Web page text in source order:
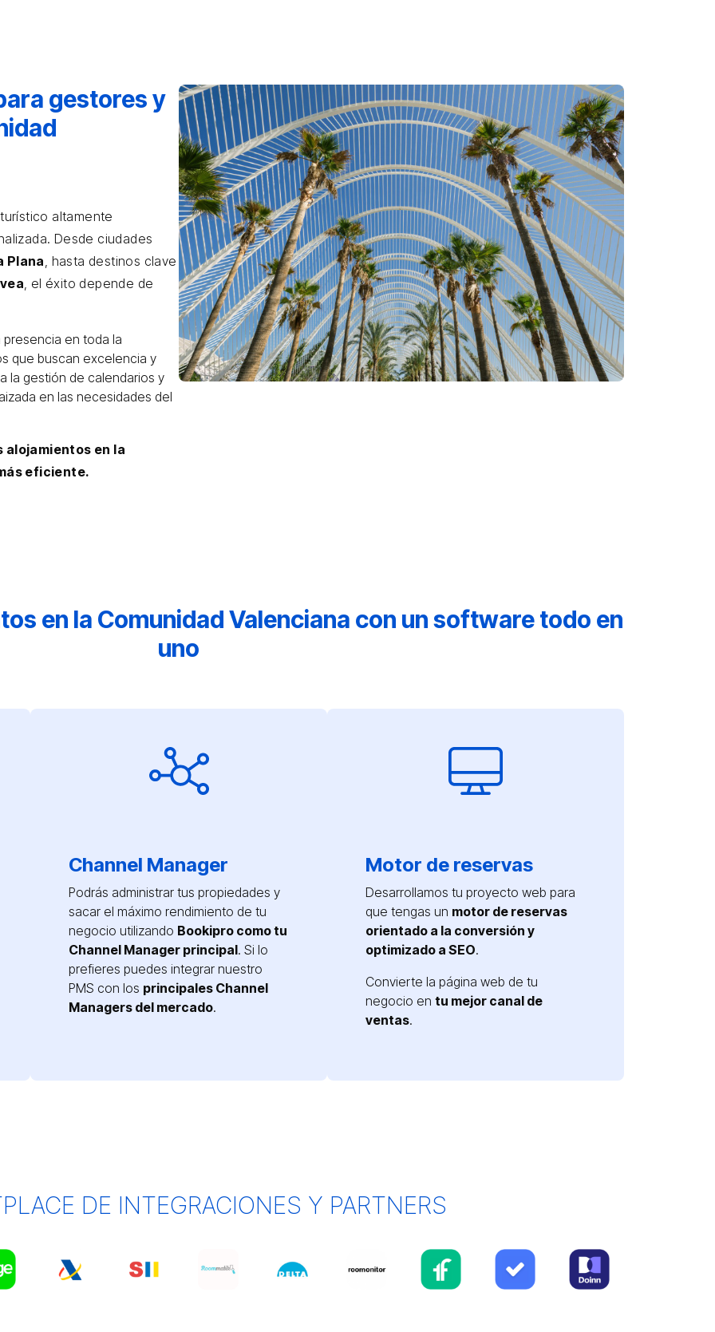
gestores y
altamente
Desde ciudades
Plana, hasta destinos clave
, el éxito depende de
en toda la
que buscan excelencia y
la gestión de calendarios y
en las necesidades del
alojamientos en la
eficiente.
en la Comunidad Valenciana con un software todo en
uno
Channel Manager
Podrás administrar tus propiedades y
sacar el máximo rendimiento de tu
negocio utilizando Bookipro como tu
Channel Manager principal. Si lo
prefieres puedes integrar nuestro
PMS con los principales Channel
Managers del mercado.
Motor de reservas
Desarrollamos tu proyecto web para
que tengas un motor de reservas
orientado a la conversión y
optimizado a SEO.
Convierte la página web de tu
negocio en tu mejor canal de
ventas.
DE INTEGRACIONES Y PARTNERS